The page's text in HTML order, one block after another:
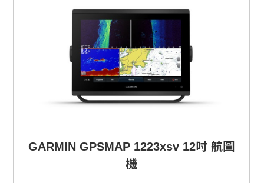
GARMIN GPSMAP 1223xsv 12吋 航圖
機